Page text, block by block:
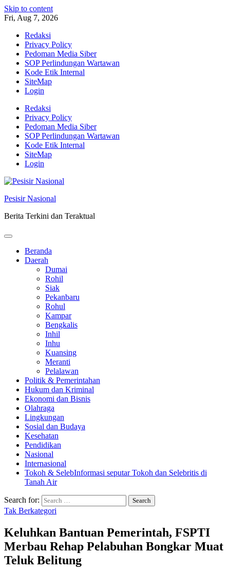
Skip to content
Fri, Aug 7, 2026
Redaksi
Privacy Policy
Pedoman Media Siber
SOP Perlindungan Wartawan
Kode Etik Internal
SiteMap
Login
Redaksi
Privacy Policy
Pedoman Media Siber
SOP Perlindungan Wartawan
Kode Etik Internal
SiteMap
Login
Pesisir Nasional
Berita Terkini dan Teraktual
Beranda
Daerah
Dumai
Rohil
Siak
Pekanbaru
Rohul
Kampar
Bengkalis
Inhil
Inhu
Kuansing
Meranti
Pelalawan
Politik & Pemerintahan
Hukum dan Kriminal
Ekonomi dan Bisnis
Olahraga
Lingkungan
Sosial dan Budaya
Kesehatan
Pendidikan
Nasional
Internasional
Tokoh & SelebInformasi seputar Tokoh dan Selebritis di
Tanah Air
Search for:
Tak Berkategori
Keluhkan Bantuan Pemerintah, FSPTI
Merbau Rehap Pelabuhan Bongkar Muat
Teluk Belitung